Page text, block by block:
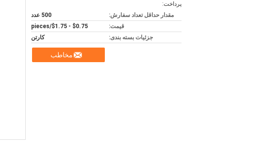
پرداخت:
مقدار حداقل تعداد سفارش:
500 عدد
قیمت:
$0.75 - $1.75/pieces
جزئیات بسته بندی:
کارتن
مخاطب